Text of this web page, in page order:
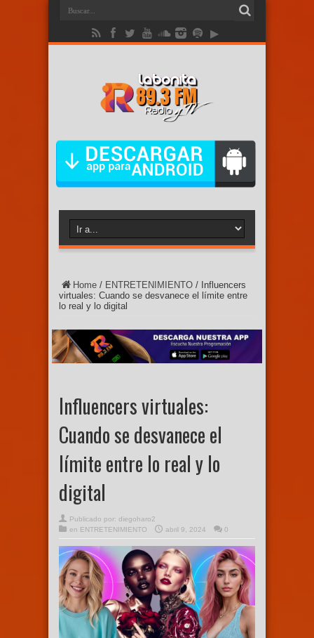
Home / ENTRETENIMIENTO / Influencers
virtuales: Cuando se desvanece el límite entre
lo real y lo digital
Influencers virtuales:
Cuando se desvanece el
límite entre lo real y lo
digital
Publicado por: diegoharo2
en ENTRETENIMIENTO abril 9, 2024 0